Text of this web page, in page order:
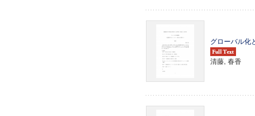
慶應義塾大学グローバルCOEプログラム市民社会ガバナンス教育研究
慶應義塾大学グローバルCOEプログラム論理と感性の先端的教育研究
博士課程教育リーディングプログラム「超成熟社会発展のサイエンス
グローバル化
清藤, 春香